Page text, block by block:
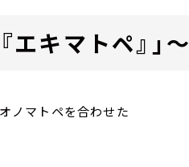
キマトペ』」～
ノマトペを合わせた